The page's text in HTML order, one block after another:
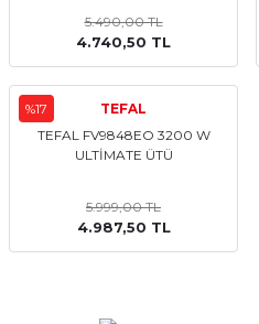
5.490,00 TL
4.740,50 TL
%17
TEFAL
TEFAL FV9848EO 3200 W
ULTİMATE ÜTÜ
5.999,00 TL
4.987,50 TL